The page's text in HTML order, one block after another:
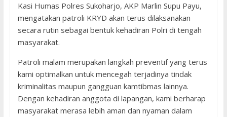
Kasi Humas Polres Sukoharjo, AKP Marlin Supu Payu,
mengatakan patroli KRYD akan terus dilaksanakan
secara rutin sebagai bentuk kehadiran Polri di tengah
masyarakat.
Patroli malam merupakan langkah preventif yang terus
kami optimalkan untuk mencegah terjadinya tindak
kriminalitas maupun gangguan kamtibmas lainnya.
Dengan kehadiran anggota di lapangan, kami berharap
masyarakat merasa lebih aman dan nyaman dalam